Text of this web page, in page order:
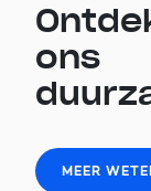
ons
MEER